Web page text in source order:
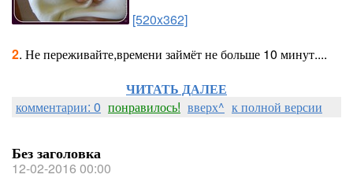
[520x362]
2. Не переживайте,времени займёт не больше 10 минут....
ЧИТАТЬ ДАЛЕЕ
комментарии: 0 понравилось! вверх^ к полной версии
Без заголовка
12-02-2016 00:00